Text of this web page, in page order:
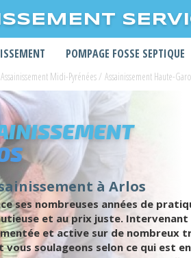
POMPAGE FOSSE SEPTIQUE
Assainissement Midi-Pyrénées/ Assainissement Haute-
à Arlos
ses nombreuses années de
et au prix juste. Intervenant
et active sur de nombreux
vous soulageons selon ce qui est